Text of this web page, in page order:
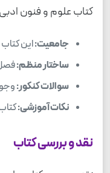
کتاب علوم و فنون
جامعیت:این
ساختار منظم:
سوالات کنکور:
نکات آموزشی:
نقد و بررسی کتاب